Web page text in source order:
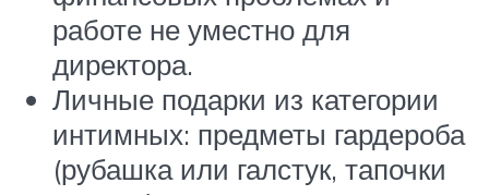
работе не уместно для
директора.
Личные подарки из категории
интимных: предметы гардероба
(рубашка или галстук, тапочки